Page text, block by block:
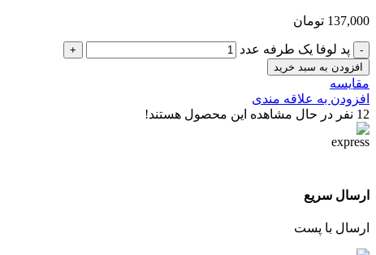
137,000 تومان
پد لوفا یک طرفه عدد
افزودن به سبد خرید
مقایسه
افزودن به علاقه مندی
12 نفر در حال مشاهده این محصول هستند!
ارسال سریع
ارسال با پست